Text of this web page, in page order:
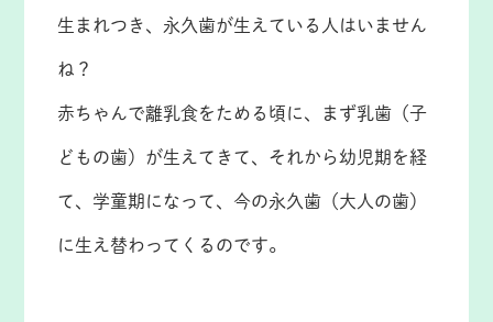
生まれつき、永久歯が生えている人はいません
ね？
赤ちゃんで離乳食をためる頃に、まず乳歯（子
どもの歯）が生えてきて、それから幼児期を経
て、学童期になって、今の永久歯（大人の歯）
に生え替わってくるのです。